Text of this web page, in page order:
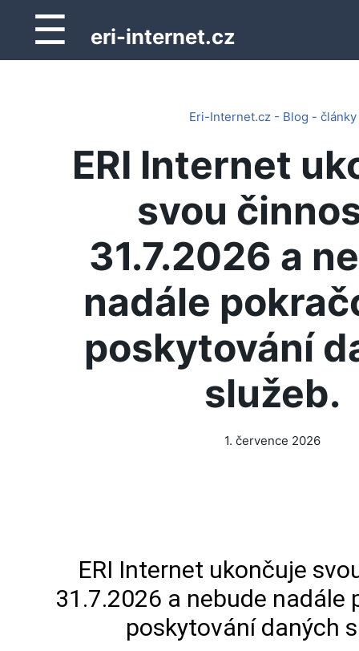
☰ eri-internet.cz
Eri-Internet.cz - Blog - články
ERI Internet
svou
31.7.2026 a
nadále
poskytování
služeb.
1. července 2026
ERI Internet ukončuje
31.7.2026 a nebude nadále
poskytování daných